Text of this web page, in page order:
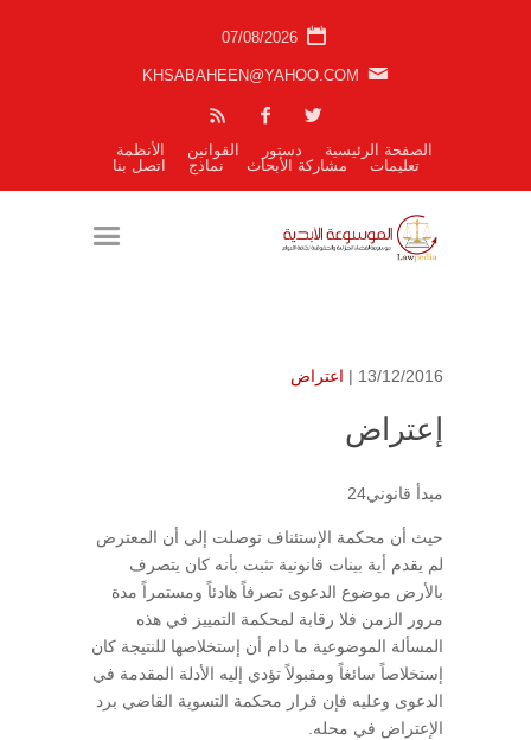
07/08/2026
KHSABAHEEN@YAHOO.COM
الصفحة الرئيسية دستور القوانين
الأنظمة
تعليمات
مشاركة الأبحاث نماذج اتصل بنا
13/12/2016 | اعتراض
إعتراض
مبدأ قانوني24
حيث أن محكمة الإستئناف توصلت إلى أن المعترض
لم يقدم أية بينات قانونية تثبت بأنه كان يتصرف
بالأرض موضوع الدعوى تصرفاً هادئاً ومستمراً مدة
مرور الزمن فلا رقابة لمحكمة التمييز في هذه
المسألة الموضوعية ما دام أن إستخلاصها للنتيجة كان
إستخلاصاً سائغاً ومقبولاً تؤدي إليه الأدلة المقدمة في
الدعوى وعليه فإن قرار محكمة التسوية القاضي برد
الإعتراض في محله.